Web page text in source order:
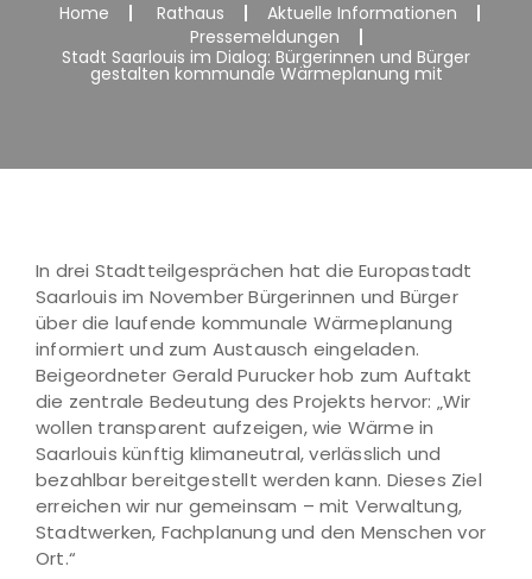
Home Rathaus
Aktuelle Informationen
Pressemeldungen
Stadt Saarlouis im Dialog: Bürgerinnen und Bürger
gestalten kommunale Wärmeplanung mit
In drei Stadtteilgesprächen hat die Europastadt
Saarlouis im November Bürgerinnen und Bürger
über die laufende kommunale Wärmeplanung
informiert und zum Austausch eingeladen.
Beigeordneter Gerald Purucker hob zum Auftakt
die zentrale Bedeutung des Projekts hervor: „Wir
wollen transparent aufzeigen, wie Wärme in
Saarlouis künftig klimaneutral, verlässlich und
bezahlbar bereitgestellt werden kann. Dieses Ziel
erreichen wir nur gemeinsam – mit Verwaltung,
Stadtwerken, Fachplanung und den Menschen vor
Ort.“